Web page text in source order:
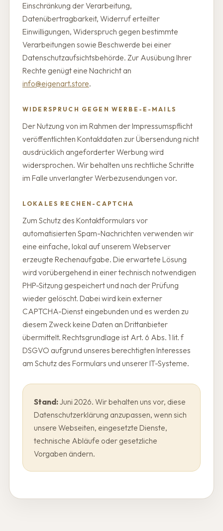
Einschränkung der Verarbeitung,
Datenübertragbarkeit, Widerruf erteilter
Einwilligungen, Widerspruch gegen bestimmte
Verarbeitungen sowie Beschwerde bei einer
Datenschutzaufsichtsbehörde. Zur Ausübung Ihrer
Rechte genügt eine Nachricht an
info@eigenart.store.
WIDERSPRUCH GEGEN WERBE-E-MAILS
Der Nutzung von im Rahmen der Impressumspflicht
veröffentlichten Kontaktdaten zur Übersendung nicht
ausdrücklich angeforderter Werbung wird
widersprochen. Wir behalten uns rechtliche Schritte
im Falle unverlangter Werbezusendungen vor.
LOKALES RECHEN-CAPTCHA
Zum Schutz des Kontaktformulars vor
automatisierten Spam-Nachrichten verwenden wir
eine einfache, lokal auf unserem Webserver
erzeugte Rechenaufgabe. Die erwartete Lösung
wird vorübergehend in einer technisch notwendigen
PHP-Sitzung gespeichert und nach der Prüfung
wieder gelöscht. Dabei wird kein externer
CAPTCHA-Dienst eingebunden und es werden zu
diesem Zweck keine Daten an Drittanbieter
übermittelt. Rechtsgrundlage ist Art. 6 Abs. 1 lit. f
DSGVO aufgrund unseres berechtigten Interesses
am Schutz des Formulars und unserer IT-Systeme.
Stand:Juni 2026. Wir behalten uns vor, diese
Datenschutzerklärung anzupassen, wenn sich
unsere Webseiten, eingesetzte Dienste,
technische Abläufe oder gesetzliche
Vorgaben ändern.